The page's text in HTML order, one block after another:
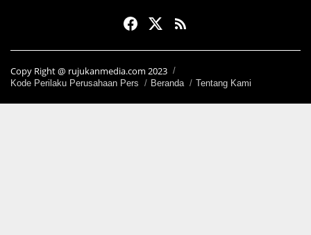
Copy Right @ rujukanmedia.com 2023
Kode Perilaku Perusahaan Pers Beranda Tentang Kami